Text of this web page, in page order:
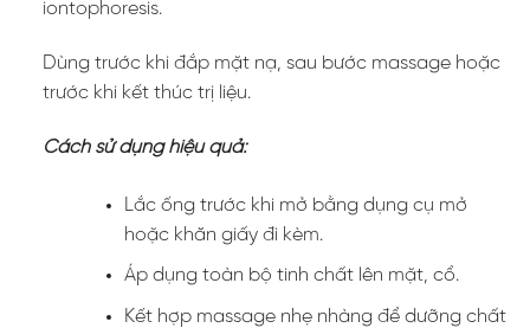
iontophoresis.
Dùng trước khi đắp mặt nạ, sau bước massage hoặc
trước khi kết thúc trị liệu.
Cách sử dụng hiệu quả:
Lắc ống trước khi mở bằng dụng cụ mở
hoặc khăn giấy đi kèm.
Áp dụng toàn bộ tinh chất lên mặt, cổ.
Kết hợp massage nhẹ nhàng để dưỡng chất